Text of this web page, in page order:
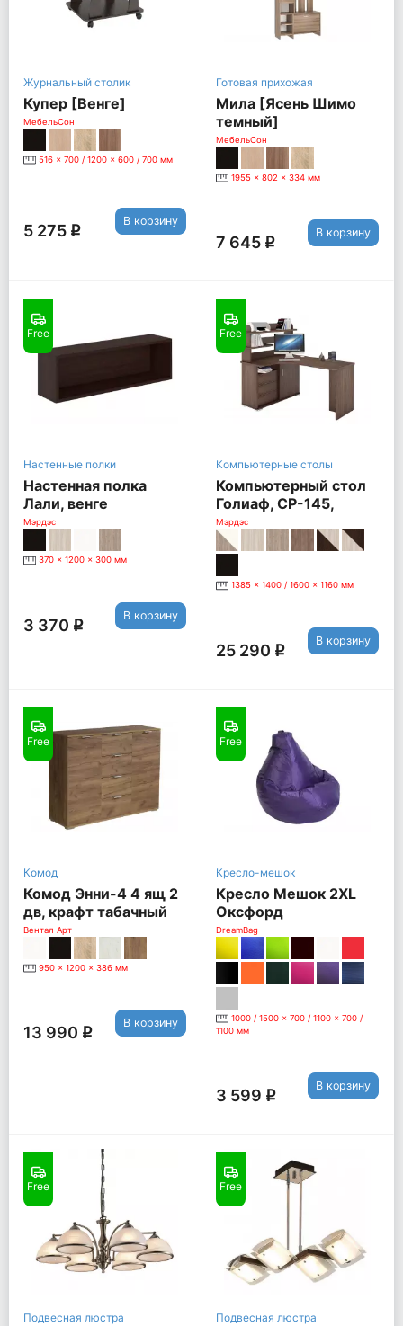
Журнальный столик
Купер [Венге]
МебельСон
516 x 700 / 1200 x 600 / 700 мм
5 275 q
В корзину
Готовая прихожая
Мила [Ясень Шимо
темный]
МебельСон
1955 x 802 x 334 мм
7 645 q
В корзину
Free
Настенные полки
Настенная полка
Лали, венге
Мэрдэс
370 x 1200 x 300 мм
3 370 q
В корзину
Free
Компьютерные столы
Компьютерный стол
Голиаф, СР-145,
Левый, шамони
Мэрдэс
1385 x 1400 / 1600 x 1160 мм
25 290 q
В корзину
Free
Комод
Комод Энни-4 4 ящ 2
дв, крафт табачный
Вентал Арт
950 x 1200 x 386 мм
13 990 q
В корзину
Free
Кресло-мешок
Кресло Мешок 2XL
Оксфорд
[Фиолетовый]
DreamBag
1000 / 1500 x 700 / 1100 x 700 /
1100 мм
3 599 q
В корзину
Free
Подвесная люстра
Free
Подвесная люстра